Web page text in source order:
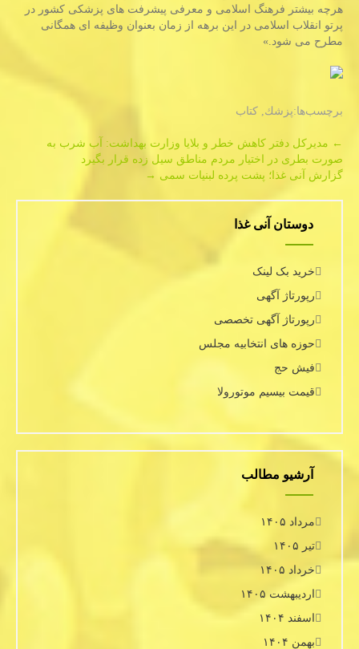
هرچه بیشتر فرهنگ اسلامی و معرفی پیشرفت های پزشكی كشور در
پرتو انقلاب اسلامی در این برهه از زمان بعنوان وظیفه ای همگانی
مطرح می شود.»
برچسب‌ها:پزشك, كتاب
Post
navigation
←مدیركل دفتر كاهش خطر و بلایا وزارت بهداشت: آب شرب به
صورت بطری در اختیار مردم مناطق سیل زده قرار بگیرد
گزارش آنی غذا؛ پشت پرده لبنیات سمی →
دوستان آنی غذا
خرید بک لینک
رپورتاژ آگهی
رپورتاژ آگهی تخصصی
حوزه های انتخابیه مجلس
فیش حج
قیمت بیسیم موتورولا
آرشیو مطالب
مرداد ۱۴۰۵
تیر ۱۴۰۵
خرداد ۱۴۰۵
اردیبهشت ۱۴۰۵
اسفند ۱۴۰۴
بهمن ۱۴۰۴